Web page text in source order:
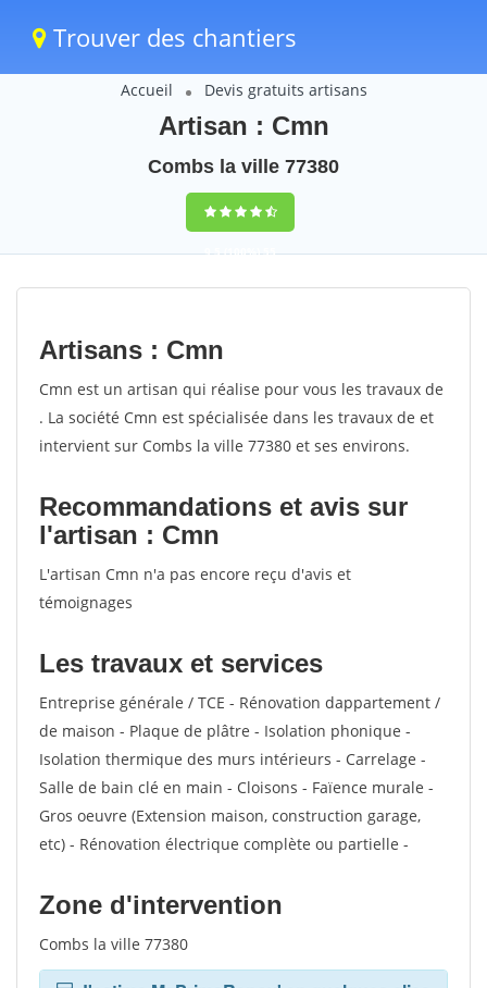
Trouver des chantiers
Accueil Devis gratuits artisans
Artisan : Cmn
Combs la ville 77380
9,5(100%)55
votes
Artisans : Cmn
Cmn est un artisan qui réalise pour vous les travaux de
. La société Cmn est spécialisée dans les travaux de et
intervient sur Combs la ville 77380 et ses environs.
Recommandations et avis sur
l'artisan : Cmn
L'artisan Cmn n'a pas encore reçu d'avis et
témoignages
Les travaux et services
Entreprise générale / TCE - Rénovation dappartement /
de maison - Plaque de plâtre - Isolation phonique -
Isolation thermique des murs intérieurs - Carrelage -
Salle de bain clé en main - Cloisons - Faïence murale -
Gros oeuvre (Extension maison, construction garage,
etc) - Rénovation électrique complète ou partielle -
Zone d'intervention
Combs la ville 77380